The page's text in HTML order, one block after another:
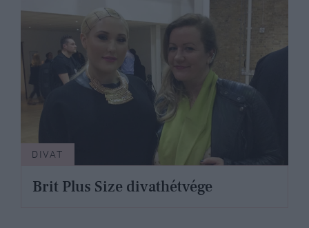
DIVAT
Brit Plus Size divathétvége